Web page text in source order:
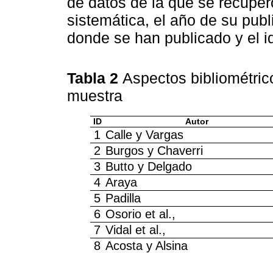
sistemática, el año de su
donde se han publicado y el
Tabla 2 Aspectos
muestra
ID Autor
1 Calle y Vargas
2 Burgos y Chaverri
3 Butto y Delgado
4 Araya
5 Padilla
6 Osorio et al.,
7 Vidal et al.,
8 Acosta y Alsina